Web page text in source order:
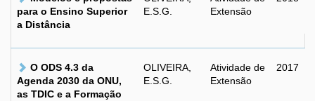
para o Ensino Superior
a Distância
E.S.G.
Extensão
O ODS 4.3 da
Agenda 2030 da ONU,
as TDIC e a Formação
OLIVEIRA,
E.S.G.
Atividade de
Extensão
2017